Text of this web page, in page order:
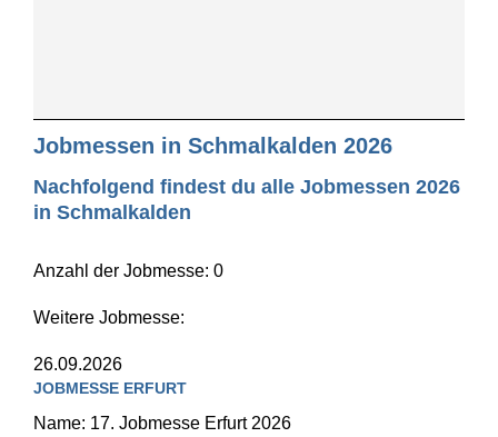
Jobmessen in Schmalkalden 2026
Nachfolgend findest du alle Jobmessen 2026
in Schmalkalden
Anzahl der Jobmesse: 0
Weitere Jobmesse:
26.09.2026
JOBMESSE ERFURT
Name: 17. Jobmesse Erfurt 2026